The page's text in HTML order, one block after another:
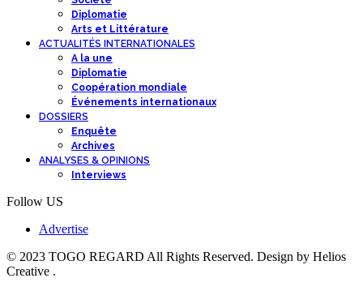
Diplomatie
Arts et Littérature
ACTUALITÉS INTERNATIONALES
A la une
Diplomatie
Coopération mondiale
Événements internationaux
DOSSIERS
Enquête
Archives
ANALYSES & OPINIONS
Interviews
Follow US
Advertise
© 2023 TOGO REGARD All Rights Reserved. Design by Helios
Creative .